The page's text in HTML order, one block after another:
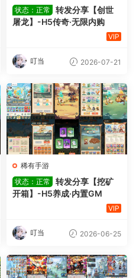
状态：正常
转发分享【创世
屠龙】-H5传奇·无限内购
VIP
叮当 2026-07-21
稀有手游
状态：正常
转发分享【挖矿
开箱】-H5养成·内置GM
VIP
叮当 2026-06-25